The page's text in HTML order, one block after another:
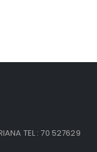
TEL : 70 527629